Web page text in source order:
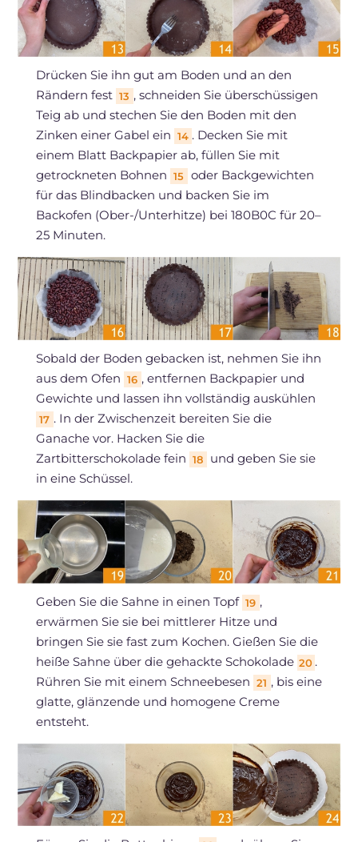
Drücken Sie ihn gut am Boden und an den
Rändern fest 13 , schneiden Sie überschüssigen
Teig ab und stechen Sie den Boden mit den
Zinken einer Gabel ein 14 . Decken Sie mit
einem Blatt Backpapier ab, füllen Sie mit
getrockneten Bohnen 15 oder Backgewichten
für das Blindbacken und backen Sie im
Backofen (Ober-/Unterhitze) bei 180B0C für 20–
25 Minuten.
Sobald der Boden gebacken ist, nehmen Sie ihn
aus dem Ofen 16 , entfernen Backpapier und
Gewichte und lassen ihn vollständig auskühlen
17 . In der Zwischenzeit bereiten Sie die
Ganache vor. Hacken Sie die
Zartbitterschokolade fein 18
und geben Sie sie
in eine Schüssel.
Geben Sie die Sahne in einen Topf 19 ,
erwärmen Sie sie bei mittlerer Hitze und
bringen Sie sie fast zum Kochen. Gießen Sie die
heiße Sahne über die gehackte Schokolade 20 .
Rühren Sie mit einem Schneebesen 21 , bis eine
glatte, glänzende und homogene Creme
entsteht.